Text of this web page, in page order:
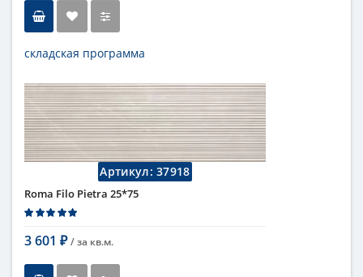
складская программа
Длина
75 см
Высота
25 см
Рисунок
с узорами...
Цвет
серый
Италия
Поверхность
матовая
Артикул:37918
Roma Filo Pietra 25*75
3 601 ₽ / за кв.м.